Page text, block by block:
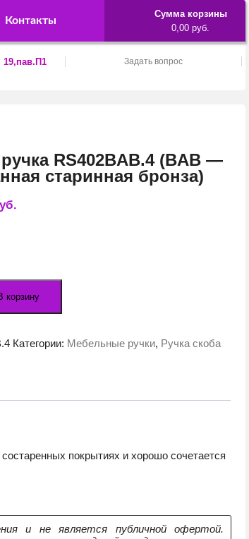
Контакты
Сумма корзины
0,00 руб.
19,пав.П1 Задать вопрос
RS402BAB.4 (BAB —
старинная бронза)
корзину
Категории: Мебельные ручки, Ручка скоба
покрытиях и хорошо сочетается
и не является публичной офертой.